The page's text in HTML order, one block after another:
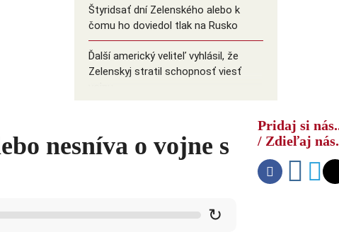
Štyridsať dní Zelenského alebo k
čomu ho doviedol tlak na Rusko
Ďalší americký veliteľ vyhlásil, že
Zelenskyj stratil schopnosť viesť
nesníva o vojne s
↻
Pridaj si
/ Zdieľaj